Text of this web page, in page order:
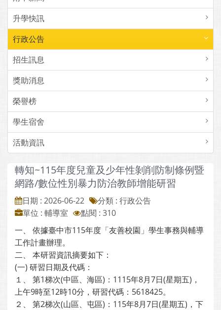
升學快訊
行政公告
招生訊息
獎助消息
榮譽榜
學生宿舍
活動資訊
轉知~115年度兒童及少年性剝削防制條例暨
網路/數位性別暴力防治教師增能研習
日期 : 2026-06-22
分類 : 行政公告
單位 : 輔導室
點閱 : 310
一、 依據臺中市115年度「友善校園」學生事務與輔導
工作計畫辦理。
二、 本研習資訊摘要如下：
(一) 研習日期及代碼：
１、 第1梯次(中區、海區)：1115年8月7日(星期五)，
上午9時至12時10分，研習代碼：5618425。
２、 第2梯次(山區、屯區)：115年8月7日(星期五)，下